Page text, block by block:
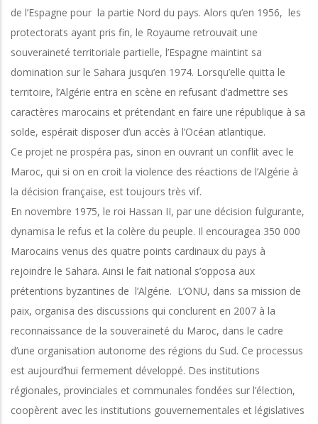
de l’Espagne pour la partie Nord du pays. Alors qu’en 1956, les
protectorats ayant pris fin, le Royaume retrouvait une
souveraineté territoriale partielle, l’Espagne maintint sa
domination sur le Sahara jusqu’en 1974. Lorsqu’elle quitta le
territoire, l’Algérie entra en scène en refusant d’admettre ses
caractères marocains et prétendant en faire une république à sa
solde, espérait disposer d’un accès à l’Océan atlantique.
Ce projet ne prospéra pas, sinon en ouvrant un conflit avec le
Maroc, qui si on en croit la violence des réactions de l’Algérie à
la décision française, est toujours très vif.
En novembre 1975, le roi Hassan II, par une décision fulgurante,
dynamisa le refus et la colère du peuple. Il encouragea 350 000
Marocains venus des quatre points cardinaux du pays à
rejoindre le Sahara. Ainsi le fait national s’opposa aux
prétentions byzantines de l’Algérie. L’ONU, dans sa mission de
paix, organisa des discussions qui conclurent en 2007 à la
reconnaissance de la souveraineté du Maroc, dans le cadre
d’une organisation autonome des régions du Sud. Ce processus
est aujourd’hui fermement développé. Des institutions
régionales, provinciales et communales fondées sur l’élection,
coopèrent avec les institutions gouvernementales et législatives